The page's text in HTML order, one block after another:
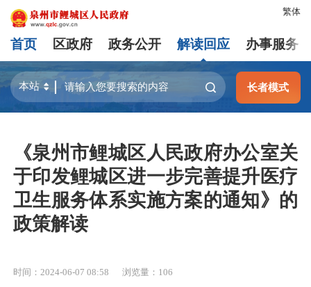
繁体
首页 区政府 政务公开 解读回应 办事服务
长者模式
《泉州市鲤城区人民政府办公室关
于印发鲤城区进一步完善提升医疗
卫生服务体系实施方案的通知》的
政策解读
时间：2024-06-07 08:58 浏览量： 106